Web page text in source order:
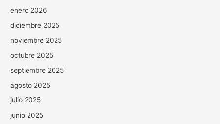
enero 2026
diciembre 2025
noviembre 2025
octubre 2025
septiembre 2025
agosto 2025
julio 2025
junio 2025